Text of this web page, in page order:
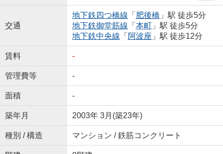
交通
地下鉄四つ橋線 「 肥後橋 」駅 徒歩5分
地下鉄御堂筋線 「 本町」駅 徒歩5分
地下鉄中央線 「 阿波座 」駅 徒歩12分
賃料 -
管理費等 -
面積 -
築年月 2003年 3月(築23年)
種別 / 構造 マンション / 鉄筋コンクリート